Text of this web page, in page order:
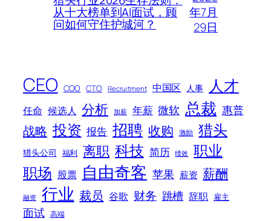
从十大榜单到AI面试，顾
问如何守住护城河？
年7月
29日
CEO COO CTO Recruitment 中国区 人事 人才
任命 候选人 分析 加薪 年薪 微软 总裁 惠普
战略 投资 报告 招聘 收购 激励 猎头
猎头公司 福利 离职 科技 简历 绩效 职业
职场 股票 自由奇客 苹果 薪资 薪酬
融资 行业 裁员 谷歌 财务 跳槽 辞职 雇主
面试 高端